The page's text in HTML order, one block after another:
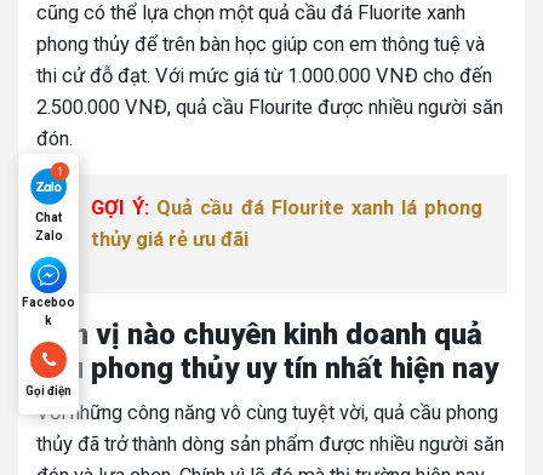
cũng có thể lựa chọn một quả cầu đá Fluorite xanh
phong thủy để trên bàn học giúp con em thông tuệ và
thi cử đỗ đạt. Với mức giá từ 1.000.000 VNĐ cho đến
2.500.000 VNĐ, quả cầu Flourite được nhiều người săn
đón.
GỢI Ý: Quả cầu đá Flourite xanh lá phong
thủy giá rẻ ưu đãi
Đơn vị nào chuyên kinh doanh quả
cầu phong thủy uy tín nhất hiện nay
Với những công năng vô cùng tuyệt vời, quả cầu phong
thủy đã trở thành dòng sản phẩm được nhiều người săn
Chat
Zalo
Faceboo
k
Gọi điện